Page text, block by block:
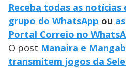
Receba todas as
grupo do WhatsApp ou
Portal Correio no
O post Manaira e
transmitem jogos da